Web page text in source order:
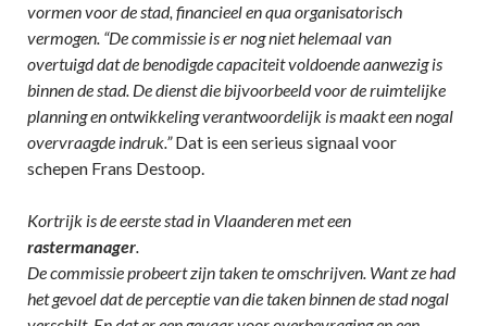
vormen voor de stad, financieel en qua organisatorisch
vermogen. “De commissie is er nog niet helemaal van
overtuigd dat de benodigde capaciteit voldoende aanwezig is
binnen de stad. De dienst die bijvoorbeeld voor de ruimtelijke
planning en ontwikkeling verantwoordelijk is maakt een nogal
overvraagde indruk.”Dat is een serieus signaal voor
schepen Frans Destoop.
Kortrijk is de eerste stad in Vlaanderen met een
rastermanager.
De commissie probeert zijn taken te omschrijven. Want ze had
het gevoel dat de perceptie van die taken binnen de stad nogal